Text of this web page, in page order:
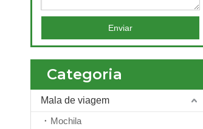
Enviar
Categoria
Mala de viagem
Mochila